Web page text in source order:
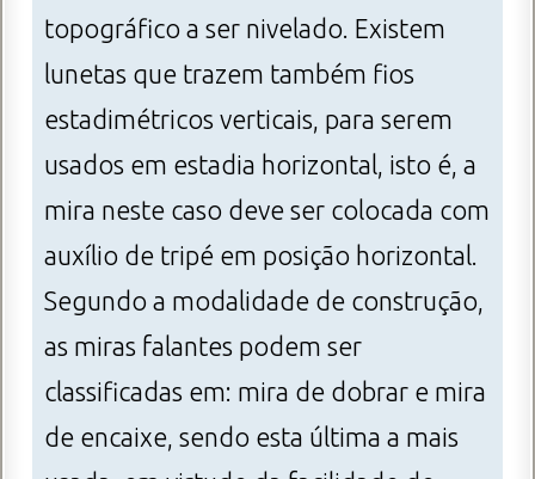
topográfico a ser nivelado. Existem
lunetas que trazem também fios
estadimétricos verticais, para serem
usados em estadia horizontal, isto é, a
mira neste caso deve ser colocada com
auxílio de tripé em posição horizontal.
Segundo a modalidade de construção,
as miras falantes podem ser
classificadas em: mira de dobrar e mira
de encaixe, sendo esta última a mais